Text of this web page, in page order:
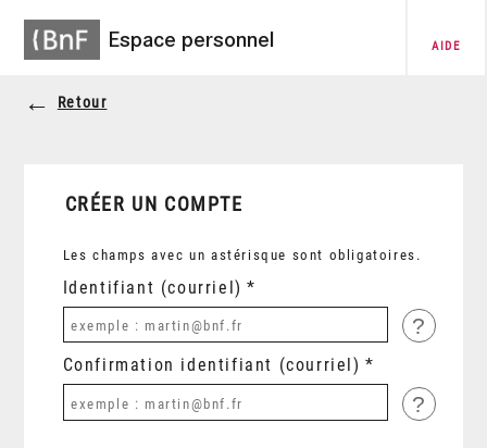
Espace personnel AIDE
Retour
CRÉER UN COMPTE
Les champs avec un astérisque sont obligatoires.
Identifiant (courriel)
?
Confirmation identifiant (courriel)
?